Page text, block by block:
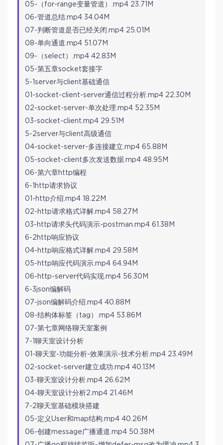
05-（for-range变量管道）.mp4 23.71M
06-管道总结.mp4 34.04M
07-判断管道是否已经关闭.mp4 25.01M
08-单向通道.mp4 51.07M
09-（select）.mp4 42.83M
05-第五章socket套接字
5-1server与client基础通信
01-socket-client-server通信过程分析.mp4 22.30M
02-socket-server-单次处理.mp4 52.35M
03-socket-client.mp4 29.51M
5-2server与client高级通信
04-socket-server-多连接建立.mp4 65.88M
05-socket-client多次发送数据.mp4 48.95M
06-第六章http编程
6-1http请求协议
01-http介绍.mp4 18.22M
02-http请求格式详解.mp4 58.27M
03-http请求头代码演示-postman.mp4 61.38M
6-2http响应协议
04-http响应格式详解.mp4 29.58M
05-http响应代码演示.mp4 64.94M
06-http-server代码实现.mp4 56.30M
6-3json编解码
07-json编解码介绍.mp4 40.88M
08-结构体标签（tag）.mp4 53.86M
07-第七章网络聊天室案例
7-1聊天室设计分析
01-聊天室-功能分析-效果演示-技术分析.mp4 23.49M
02-socket-server建立成功.mp4 40.13M
03-聊天室设计分析.mp4 26.62M
04-聊天室设计分析2.mp4 21.46M
7-2聊天室基础模块搭建
05-定义User和map结构.mp4 40.26M
06-创建message广播通道.mp4 50.38M